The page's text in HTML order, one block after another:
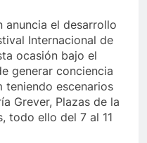
anuncia el desarrollo
Internacional de
ocasión bajo el
generar conciencia
teniendo escenarios
Grever, Plazas de la
todo ello del 7 al 11